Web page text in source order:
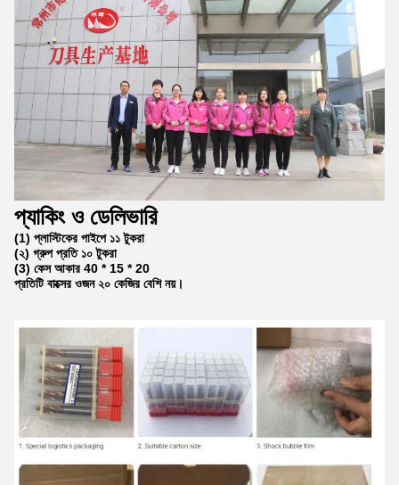
প্যাকিং ও ডেলিভারি
(1) প্লাস্টিকের পাইপে ১১ টুকরা
(২) গ্রুপ প্রতি ১০ টুকরা
(3) কেস আকার 40 * 15 * 20
প্রতিটি বাক্সের ওজন ২০ কেজির বেশি নয়।